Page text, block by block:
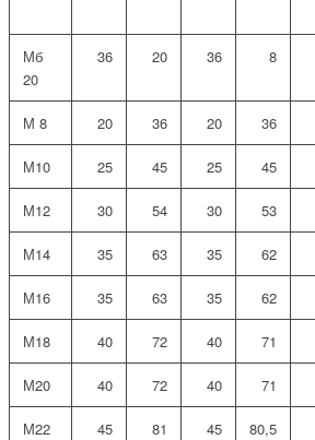
Мб
20
36 20 36 8
М 8 20 36 20 36
М10 25 45 25 45
М12 30 54 30 53
М14 35 63 35 62
М16 35 63 35 62
М18 40 72 40 71
М20 40 72 40 71
М22 45 81 45 80,5